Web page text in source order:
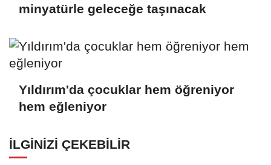
minyatürle geleceğe taşınacak
Yıldırım'da çocuklar hem öğreniyor
hem eğleniyor
İLGINIZI ÇEKEBILIR